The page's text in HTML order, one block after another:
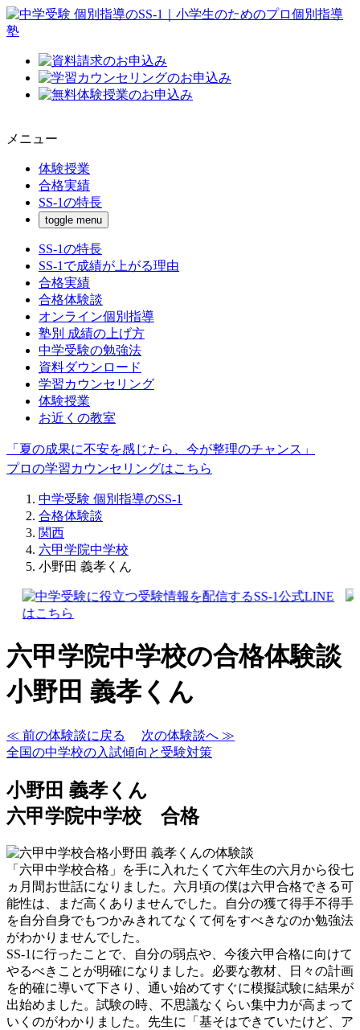
メニュー
体験授業
合格実績
SS-1の特長
toggle menu
SS-1の特長
SS-1で成績が上がる理由
合格実績
合格体験談
オンライン個別指導
塾別 成績の上げ方
中学受験の勉強法
資料ダウンロード
学習カウンセリング
体験授業
お近くの教室
「夏の成果に不安を感じたら、今が整理のチャンス」
プロの学習カウンセリングはこちら
中学受験 個別指導のSS-1
合格体験談
関西
六甲学院中学校
小野田 義孝くん
六甲学院中学校の合格体験談
小野田 義孝くん
≪ 前の体験談に戻る
次の体験談へ ≫
全国の中学校の入試傾向と受験対策
小野田 義孝くん
六甲学院中学校 合格
「六甲中学校合格」を手に入れたくて六年生の六月から役七
ヵ月間お世話になりました。六月頃の僕は六甲合格できる可
能性は、まだ高くありませんでした。自分の獲て得手不得手
を自分自身でもつかみきれてなくて何をすべきなのか勉強法
がわかりませんでした。
SS-1に行ったことで、自分の弱点や、今後六甲合格に向けて
やるべきことが明確になりました。必要な教材、日々の計画
を的確に導いて下さり、通い始めてすぐに模擬試験に結果が
出始めました。試験の時、不思議なくらい集中力が高まって
いくのがわかりました。先生に「基そはできていたけど、ア